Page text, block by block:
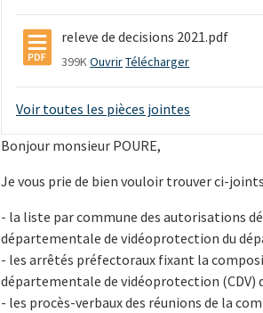
releve de decisions 2021.pdf
399KOuvrirTélécharger
Voir toutes les pièces jointes
Bonjour monsieur POURE,
Je vous prie de bien vouloir trouver ci-
- la liste par commune des autorisations
départementale de vidéoprotection du
- les arrêtés préfectoraux fixant la
départementale de vidéoprotection (CDV)
- les procès-verbaux des réunions de la